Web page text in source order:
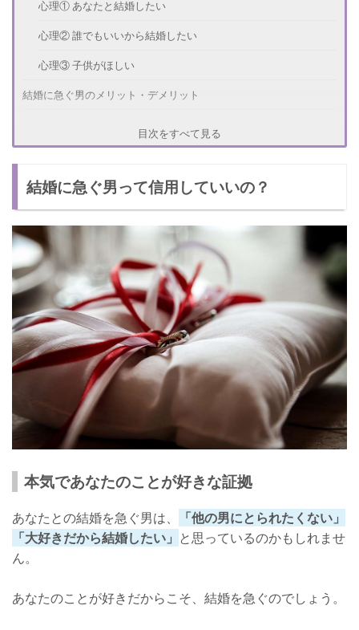
心理① あなたと結婚したい
心理② 誰でもいいから結婚したい
心理③ 子供がほしい
結婚に急ぐ男のメリット・デメリット
【デメリット①】愛されない
【デメリット②】利用される
結婚に急ぐ男が本気なのか確かめる方法
彼に直接聞く
プロポーズを断る
共通の友人に聞いてもらう
彼の心理をしっかり把握しておこう！
目次をすべて見る
結婚に急ぐ男って信用していいの？
本気であなたのことが好きな証拠
あなたとの結婚を急ぐ男は、
「他の男にとられたくない」
「大好きだから結婚したい」 と思っているのかもしれませ
ん。
あなたのことが好きだからこそ、結婚を急ぐのでしょう。